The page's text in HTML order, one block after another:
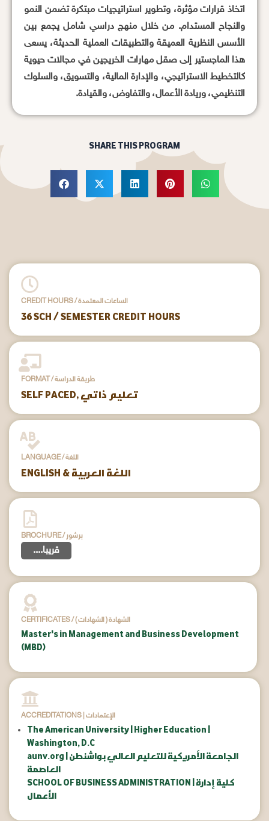
اتخاذ قرارات مؤثرة، وتطوير استراتيجيات مبتكرة تضمن النمو
والنجاح المستدام. من خلال منهج دراسي شامل يجمع بين
الأسس النظرية العميقة والتطبيقات العملية الحديثة، يسعى
هذا الماجستير إلى صقل مهارات الخريجين في مجالات حيوية
كالتخطيط الاستراتيجي، والإدارة المالية، والتسويق، والسلوك
التنظيمي، وريادة الأعمال، والتفاوض، والقيادة.
SHARE THIS PROGRAM
CREDIT HOURS / الساعات المعتمدة
36 SCH / SEMESTER CREDIT HOURS
FORMAT / طريقة الدراسة
SELF PACED, تعليم ذاتي
LANGUAGE / اللغة
ENGLISH & اللغة العربية
BROCHURE / برشور
....قريبا
CERTIFICATES / ( الشهادات ) الشهادة
Master's in Management and Business Development
(MBD)
ACCREDITATIONS | الإعتمادات
The American University | Higher Education |
Washington, D.C
aunv.org | الجامعة الأمريكية للتعليم العالي بواشنطن
العاصمة
SCHOOL OF BUSINESS ADMINISTRATION | كلية إدارة
الأعمال